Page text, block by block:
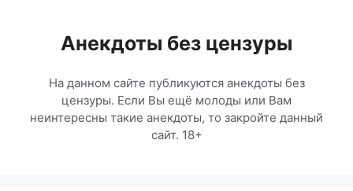
содержимомуАнекдоты без цензуры
На данном сайте публикуются анекдоты без
цензуры. Если Вы ещё молоды или Вам
неинтересны такие анекдоты, то закройте данный
сайт. 18+